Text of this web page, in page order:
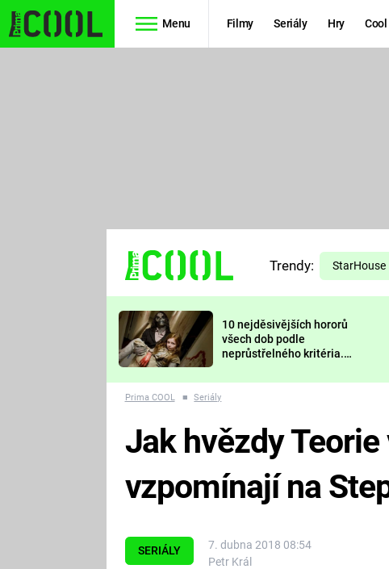
Menu Filmy Seriály Hry
TŘESKU
FUTURAMA
PREDÁTOR
Trendy: StarHouse
10 nejděsivějších hororů
všech dob podle
neprůstřelného kritéria.
nejvíc zvednou tep?
Prima COOL ■ Seriály
SERIÁLY
7. dubna 2018 08:54
Petr Král
Jak hvězdy
vzpomínají na